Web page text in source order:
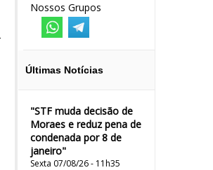
Nossos Grupos
Últimas Notícias
"STF muda decisão de
Moraes e reduz pena de
condenada por 8 de
janeiro"
Sexta 07/08/26 - 11h35